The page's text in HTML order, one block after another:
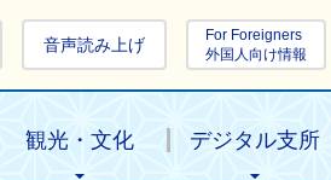
音声読み上げ
For Foreigners
外国人向け情報
観光・文化 デジタル支所